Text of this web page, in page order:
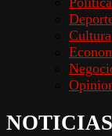
Cultura
NOTICIAS